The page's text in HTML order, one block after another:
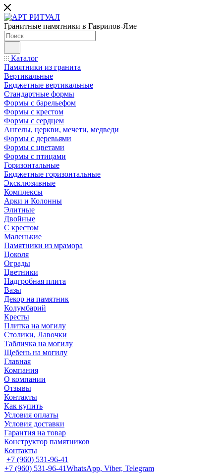
Гранитные памятники в Гаврилов-Яме
Каталог
Памятники из гранита
Вертикальные
Бюджетные вертикальные
Стандартные формы
Формы с барельефом
Формы с крестом
Формы с сердцем
Ангелы, церкви, мечети, медведи
Формы с деревьями
Формы с цветами
Формы с птицами
Горизонтальные
Бюджетные горизонтальные
Эксклюзивные
Комплексы
Арки и Колонны
Элитные
Двойные
С крестом
Маленькие
Памятники из мрамора
Цоколя
Ограды
Цветники
Надгробная плита
Вазы
Декор на памятник
Колумбарий
Кресты
Плитка на могилу
Столики, Лавочки
Табличка на могилу
Щебень на могилу
Главная
Компания
О компании
Отзывы
Контакты
Как купить
Условия оплаты
Условия доставки
Гарантия на товар
Конструктор памятников
Контакты
+7 (960) 531-96-41
+7 (960) 531-96-41WhatsApp, Viber, Telegram